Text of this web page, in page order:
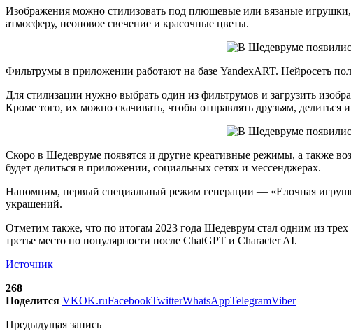
Изображения можно стилизовать под плюшевые или вязаные
атмосферу, неоновое свечение и красочные цветы.
Фильтрумы в приложении работают на базе YandexART. Нейросеть
Для стилизации нужно выбрать один из фильтрумов и загрузить
Кроме того, их можно скачивать, чтобы отправлять друзьям, делиться
Скоро в Шедевруме появятся и другие креативные режимы, а также
будет делиться в приложении, социальных сетях и мессенджерах.
Напомним, первый специальный режим генерации — «Елочная
украшений.
Отметим также, что по итогам 2023 года Шедеврум стал одним из
третье место по популярности после ChatGPT и Character AI.
Источник
268
Поделится VKOK.ruFacebookTwitterWhatsAppTelegramViber
Предыдущая запись